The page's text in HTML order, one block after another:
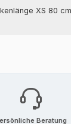
XS 80
Beratung